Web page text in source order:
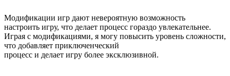
Модификации игр дают невероятную возможность
настроить игру, что делает процесс гораздо увлекательнее.
Играя с модификациями, я могу повысить уровень сложности,
что добавляет приключенческий
процесс и делает игру более эксклюзивной.